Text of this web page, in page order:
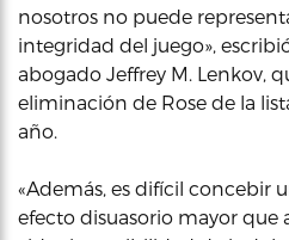
nosotros no puede
integridad del juego»,
abogado Jeffrey M. Lenkov,
eliminación de Rose de la
año.
«Además, es difícil concebir
efecto disuasorio mayor que